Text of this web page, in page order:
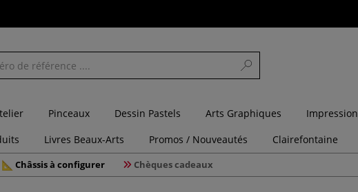
Pinceaux Dessin Pastels Arts Graphiques Impression
Livres Beaux-Arts Promos / Nouveautés Clairefontaine
Châssis à configurer Chèques cadeaux